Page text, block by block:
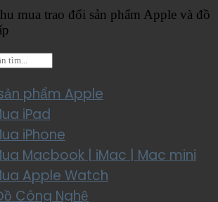
mua trao đổi sản phẩm Apple và đồ
phẩm Apple
iPad
iPhone
Macbook | iMac | Mac mini
Apple Watch
Công Nghệ